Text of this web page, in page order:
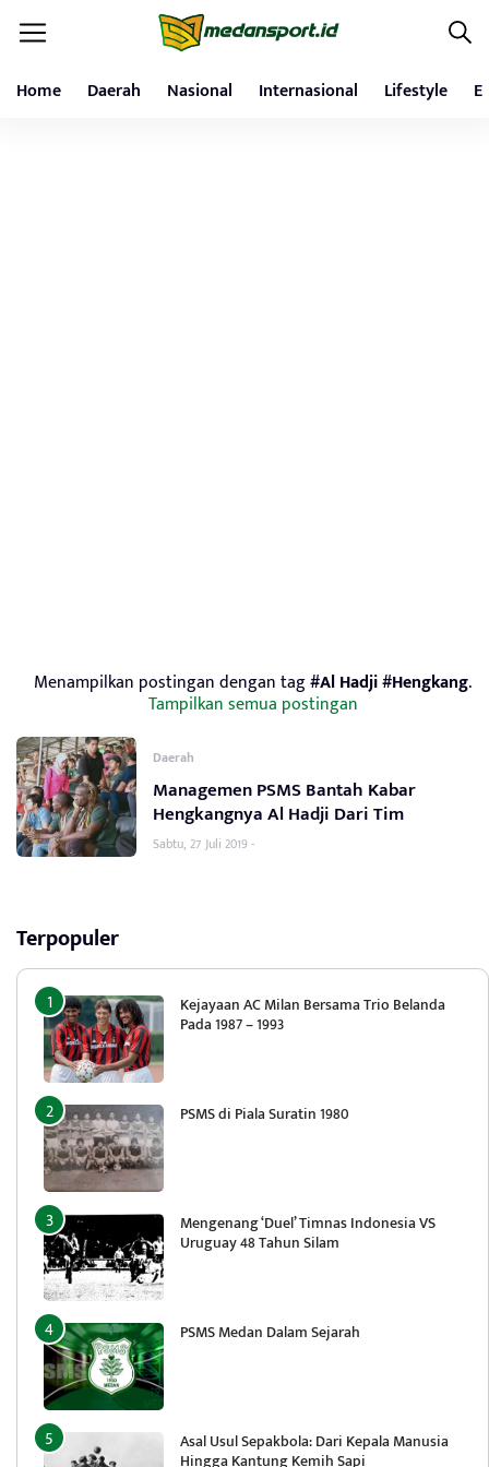
Home Daerah Nasional Internasional Lifestyle
Menampilkan postingan dengan tag#Al Hadji #Hengkang.
Tampilkan semua postingan
Daerah
Managemen PSMS Bantah Kabar
Hengkangnya Al Hadji Dari Tim
Sabtu, 27 Juli 2019 -
Terpopuler
Kejayaan AC Milan Bersama Trio Belanda
Pada 1987 – 1993
PSMS di Piala Suratin 1980
Mengenang ‘Duel’ Timnas Indonesia VS
Uruguay 48 Tahun Silam
PSMS Medan Dalam Sejarah
Asal Usul Sepakbola: Dari Kepala Manusia
Hingga Kantung Kemih Sapi